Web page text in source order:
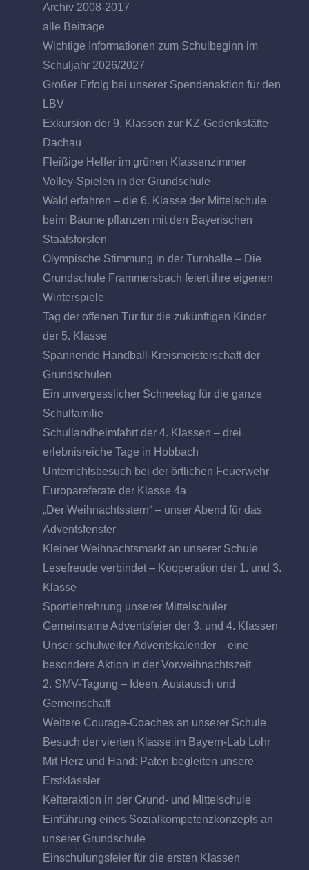
Archiv 2008-2017
alle Beiträge
Wichtige Informationen zum Schulbeginn im
Schuljahr 2026/2027
Großer Erfolg bei unserer Spendenaktion für den
LBV
Exkursion der 9. Klassen zur KZ-Gedenkstätte
Dachau
Fleißige Helfer im grünen Klassenzimmer
Volley-Spielen in der Grundschule
Wald erfahren – die 6. Klasse der Mittelschule
beim Bäume pflanzen mit den Bayerischen
Staatsforsten
Olympische Stimmung in der Turnhalle – Die
Grundschule Frammersbach feiert ihre eigenen
Winterspiele
Tag der offenen Tür für die zukünftigen Kinder
der 5. Klasse
Spannende Handball-Kreismeisterschaft der
Grundschulen
Ein unvergesslicher Schneetag für die ganze
Schulfamilie
Schullandheimfahrt der 4. Klassen – drei
erlebnisreiche Tage in Hobbach
Unterrichtsbesuch bei der örtlichen Feuerwehr
Europareferate der Klasse 4a
„Der Weihnachtsstern“ – unser Abend für das
Adventsfenster
Kleiner Weihnachtsmarkt an unserer Schule
Lesefreude verbindet – Kooperation der 1. und 3.
Klasse
Sportlehrehrung unserer Mittelschüler
Gemeinsame Adventsfeier der 3. und 4. Klassen
Unser schulweiter Adventskalender – eine
besondere Aktion in der Vorweihnachtszeit
2. SMV-Tagung – Ideen, Austausch und
Gemeinschaft
Weitere Courage-Coaches an unserer Schule
Besuch der vierten Klasse im Bayern-Lab Lohr
Mit Herz und Hand: Paten begleiten unsere
Erstklässler
Kelteraktion in der Grund- und Mittelschule
Einführung eines Sozialkompetenzkonzepts an
unserer Grundschule
Einschulungsfeier für die ersten Klassen